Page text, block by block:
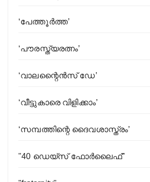
‘പേത്തൂര്‍ത്ത’
‘പൗരസ്ത്യരത്നം’
‘വാലന്റൈന്‍സ്‌ ഡേ’
‘വീട്ടുകാരെ വിളിക്കാം’
‘സമ്പത്തിന്റെ ദൈവശാസ്ത്രം’
"40 ഡെയ്സ് ഫോര്‍ലൈഫ്"